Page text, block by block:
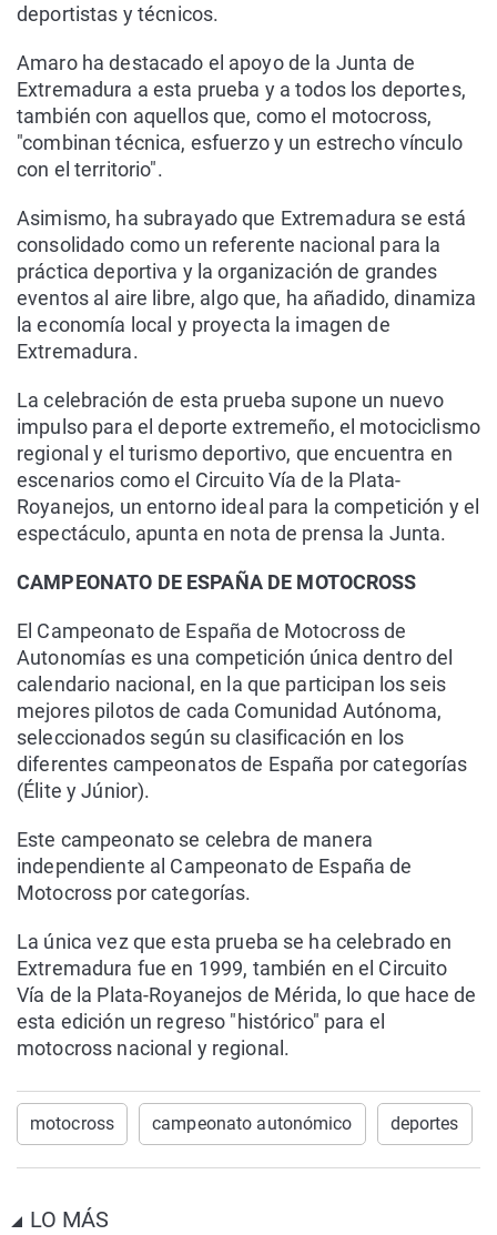
deportistas y técnicos.
Amaro ha destacado el apoyo de la Junta de
Extremadura a esta prueba y a todos los deportes,
también con aquellos que, como el motocross,
"combinan técnica, esfuerzo y un estrecho vínculo
con el territorio".
Asimismo, ha subrayado que Extremadura se está
consolidado como un referente nacional para la
práctica deportiva y la organización de grandes
eventos al aire libre, algo que, ha añadido, dinamiza
la economía local y proyecta la imagen de
Extremadura.
La celebración de esta prueba supone un nuevo
impulso para el deporte extremeño, el motociclismo
regional y el turismo deportivo, que encuentra en
escenarios como el Circuito Vía de la Plata-
Royanejos, un entorno ideal para la competición y el
espectáculo, apunta en nota de prensa la Junta.
CAMPEONATO DE ESPAÑA DE MOTOCROSS
El Campeonato de España de Motocross de
Autonomías es una competición única dentro del
calendario nacional, en la que participan los seis
mejores pilotos de cada Comunidad Autónoma,
seleccionados según su clasificación en los
diferentes campeonatos de España por categorías
(Élite y Júnior).
Este campeonato se celebra de manera
independiente al Campeonato de España de
Motocross por categorías.
La única vez que esta prueba se ha celebrado en
Extremadura fue en 1999, también en el Circuito
Vía de la Plata-Royanejos de Mérida, lo que hace de
esta edición un regreso "histórico" para el
motocross nacional y regional.
motocross campeonato autonómico deportes
LO MÁS